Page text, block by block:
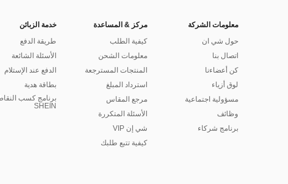
معلومات الشركة
حول شي ان
اتصال بنا
كن أعضاءنا
لوق أزياء
مسؤولية اجتماعية
وظائف
برنامج شركاء
مركز & المساعدة
كيفية الطلب
معلومات الشحن
المنتجات المسترجعة
استرداد المبلغ
مرجع المقاس
الأسئلة المتكررة
شي إن VIP
كيفية تتبع طلبك
خدمة الزبائن
طريقة الدفع
الأسئلة الشائعة
الدفع عند الإستلام
بطاقة هدية
برنامج كسب
SHEIN